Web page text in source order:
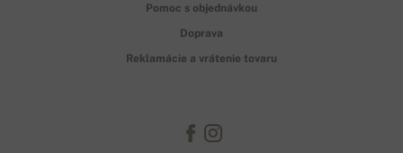
Pomoc s objednávkou
Doprava
Reklamácie a vrátenie tovaru